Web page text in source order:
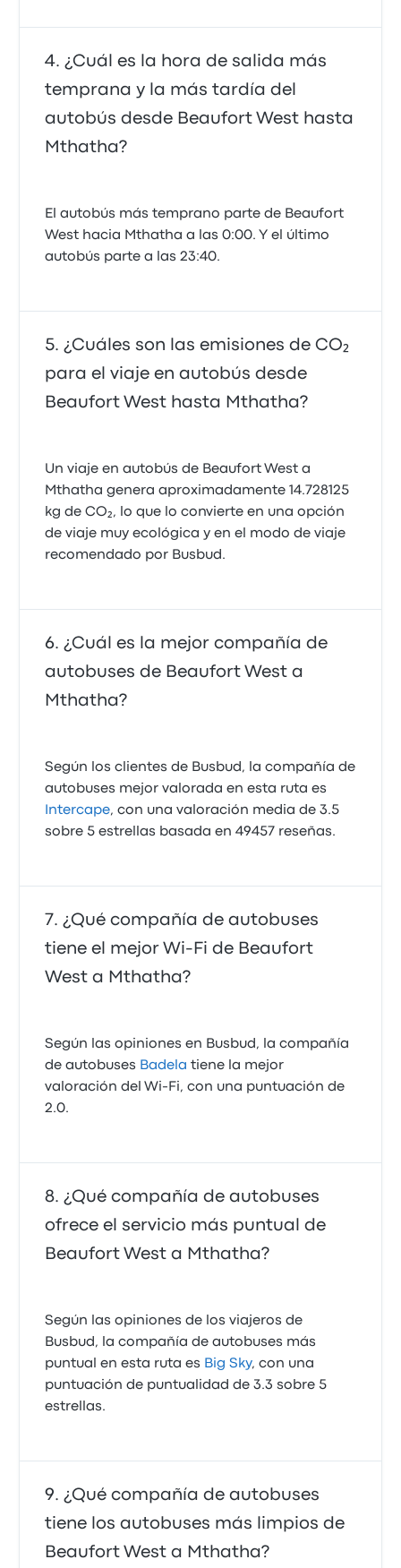
¿Cuál es la hora de salida más
temprana y la más tardía del
autobús desde Beaufort West hasta
Mthatha?
El autobús más temprano parte de Beaufort
West hacia Mthatha a las 0:00. Y el último
autobús parte a las 23:40.
¿Cuáles son las emisiones de CO₂
para el viaje en autobús desde
Beaufort West hasta Mthatha?
Un viaje en autobús de Beaufort West a
Mthatha genera aproximadamente 14.728125
kg de CO₂, lo que lo convierte en una opción
de viaje muy ecológica y en el modo de viaje
recomendado por Busbud.
¿Cuál es la mejor compañía de
autobuses de Beaufort West a
Mthatha?
Según los clientes de Busbud, la compañía de
autobuses mejor valorada en esta ruta es
Intercape, con una valoración media de 3.5
sobre 5 estrellas basada en 49457 reseñas.
¿Qué compañía de autobuses
tiene el mejor Wi-Fi de Beaufort
West a Mthatha?
Según las opiniones en Busbud, la compañía
de autobuses Badela tiene la mejor
valoración del Wi-Fi, con una puntuación de
2.0.
¿Qué compañía de autobuses
ofrece el servicio más puntual de
Beaufort West a Mthatha?
Según las opiniones de los viajeros de
Busbud, la compañía de autobuses más
puntual en esta ruta es Big Sky, con una
puntuación de puntualidad de 3.3 sobre 5
estrellas.
¿Qué compañía de autobuses
tiene los autobuses más limpios de
Beaufort West a Mthatha?